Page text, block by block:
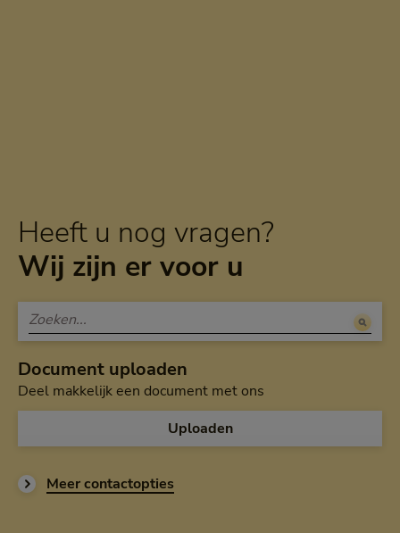
Heeft u nog vragen?
Wij zijn er voor u
Document uploaden
Deel makkelijk een document met ons
Uploaden
Meer contactopties